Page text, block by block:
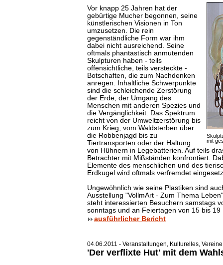
mit
Vor knapp 25 Jahren hat der
gebürtige Mucher begonnen, seine
künstlerischen Visionen in Ton
umzusetzen. Die rein
gegenständliche Form war ihm
dabei nicht ausreichend. Seine
oftmals phantastisch anmutenden
Skulpturen haben - teils
offensichtliche, teils versteckte -
Botschaften, die zum Nachdenken
anregen. Inhaltliche Schwerpunkte
sind die schleichende Zerstörung
der Erde, der Umgang des
Menschen mit anderen Spezies und
die Vergänglichkeit. Das Spektrum
reicht von der Umweltzerstörung bis
zum Krieg, vom Waldsterben über
die Robbenjagd bis zu
Tiertransporten oder der Haltung
von Hühnern in Legebatterien. Auf teils
Betrachter mit Mißständen konfrontiert.
Elemente des menschlichen und des
Erdkugel wird oftmals verfremdet
Ungewöhnlich wie seine Plastiken sind
Ausstellung "VollmArt - Zum Thema
steht interessierten Besuchern samstags
sonntags und an Feiertagen von 15 bis 19
ausführlicher Bericht
04.06.2011 - Veranstaltungen, Kulturelles,
'Der verflixte Hut' mit dem